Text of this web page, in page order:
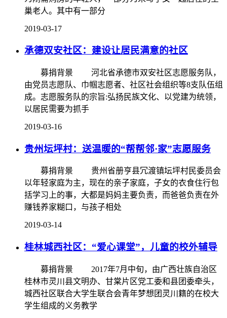
巢老人。其中有一部分
2019-03-17
承德双安社区：建设让居民满意的社区
募捐背景 河北省承德市双安社区志愿服务队，
由党员志愿队、巾帼志愿者、社区社会组织等8支队伍组
成。志愿服务队的宗旨:弘扬民族文化、以党建为统领，
以居民需要为抓手
2019-03-16
贵州坛坪村：送温暖的“帮帮邻·家”志愿服务
募捐背景 贵州省册亨县冗渡镇坛坪村民委员会
以年轻家庭为主，现在的亲子家庭，子女的衣食住行包
括学习上的事，大都是妈妈主要负责，而爸爸负责在外
赚钱养家糊口，与孩子相处
2019-03-14
桂林城西社区：“爱心课堂”，儿童的校外辅导
募捐背景 2017年7月中旬，由广西壮族自治区
桂林市灵川县文明办、甘棠片区党工委和县团委牵头，
城西社区联合大学生联合会青年梦想团灵川籍的在校大
学生组成的义务教学